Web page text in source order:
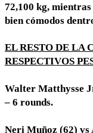
72,100 kg,
bien cómodos
EL RESTO DE LA
RESPECTIVOS
Walter Matthysse
– 6 rounds.
Neri Muñoz (62) vs